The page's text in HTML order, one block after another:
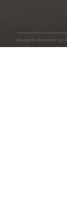
All rights reserved by